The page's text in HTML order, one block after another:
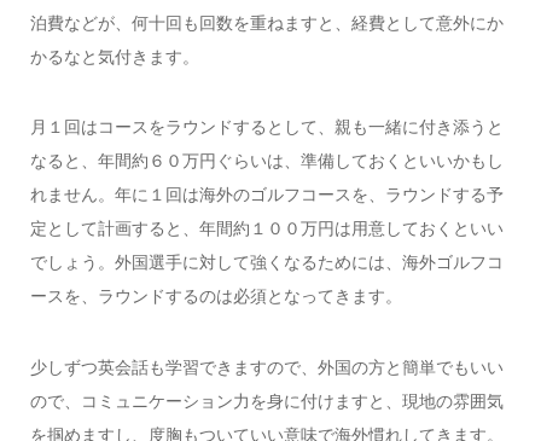
泊費などが、何十回も回数を重ねますと、経費として意外にか
かるなと気付きます。
月１回はコースをラウンドするとして、親も一緒に付き添うと
なると、年間約６０万円ぐらいは、準備しておくといいかもし
れません。年に１回は海外のゴルフコースを、ラウンドする予
定として計画すると、年間約１００万円は用意しておくといい
でしょう。外国選手に対して強くなるためには、海外ゴルフコ
ースを、ラウンドするのは必須となってきます。
少しずつ英会話も学習できますので、外国の方と簡単でもいい
ので、コミュニケーション力を身に付けますと、現地の雰囲気
を掴めますし、度胸もついていい意味で海外慣れしてきます。